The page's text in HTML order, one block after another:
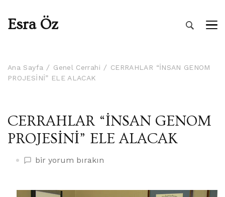
Esra Öz
Ana Sayfa Genel Cerrahi
CERRAHLAR “İNSAN GENOM
PROJESİNİ” ELE ALACAK
CERRAHLAR “İNSAN GENOM
PROJESİNİ” ELE ALACAK
CERRAHLAR
bir yorum bırakın